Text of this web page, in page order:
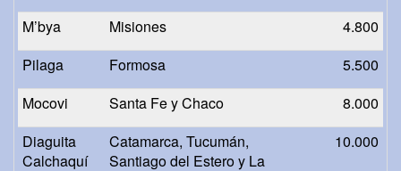
M’bya
Misiones
4.800
Pilaga
Formosa
5.500
Mocovi
Santa Fe y Chaco
8.000
Diaguita
Calchaquí
Catamarca, Tucumán,
Santiago del Estero y La
10.000